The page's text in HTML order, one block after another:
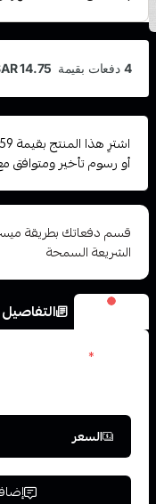
اشترِ هذا المنتج بقيمة 59
أو رسوم تأخير ومتوافق
الشريعة السمحة
الخيارات التفاصيل
*
السعر